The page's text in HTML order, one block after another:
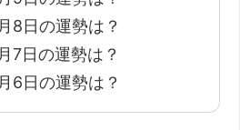
8日の運勢は？
7日の運勢は？
6日の運勢は？